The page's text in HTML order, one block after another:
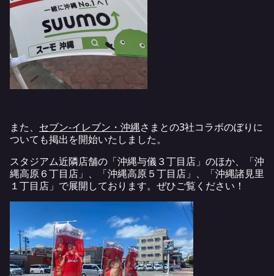
また、 セブン-イレブン・沖縄さまとの3社コラボのぼりに
ついても掲出を開始いたしました。
スタジアム近隣店舗の「沖縄与儀３丁目店」のほか、「沖
縄高原６丁目店」、「沖縄高原５丁目店」、「沖縄諸見里
１丁目店」で展開しております。ぜひご覧ください！